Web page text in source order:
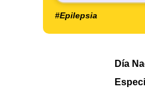
#Epilepsia
Día